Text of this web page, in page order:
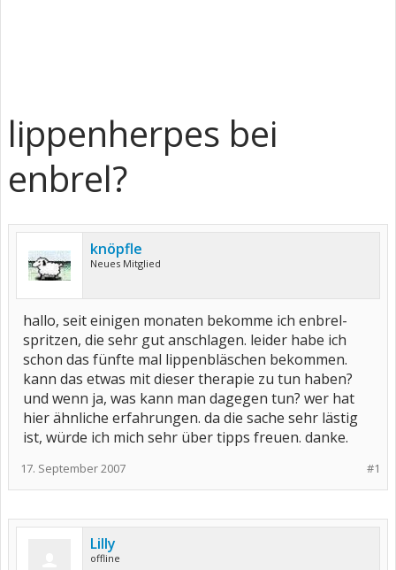
lippenherpes bei
enbrel?
knöpfle
Neues Mitglied
hallo, seit einigen monaten bekomme ich enbrel-
spritzen, die sehr gut anschlagen. leider habe ich
schon das fünfte mal lippenbläschen bekommen.
kann das etwas mit dieser therapie zu tun haben?
und wenn ja, was kann man dagegen tun? wer hat
hier ähnliche erfahrungen. da die sache sehr lästig
ist, würde ich mich sehr über tipps freuen. danke.
#1
17. September 2007
Lilly
offline